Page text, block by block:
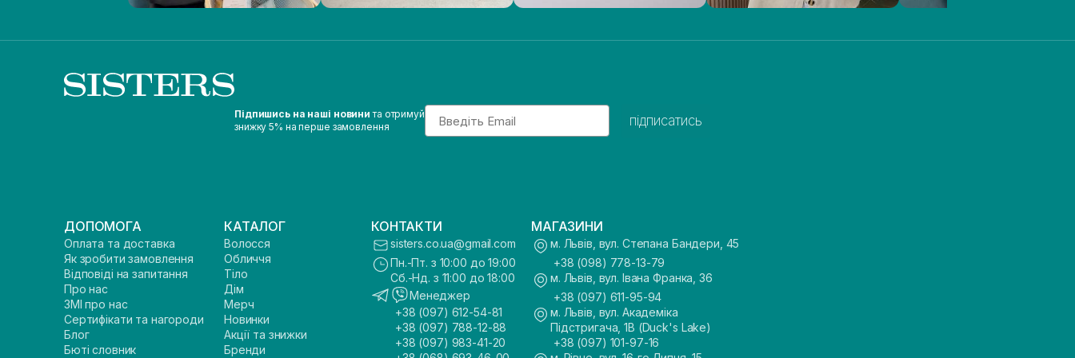
Підпишись на наші новини та отримуй
знижку 5% на перше замовлення
Email
підписатись
ДОПОМОГА
Оплата та доставка
Як зробити замовлення
Відповіді на запитання
Про нас
ЗМІ про нас
Сертифікати та нагороди
Блог
Бюті словник
КАТАЛОГ
Волосся
Обличчя
Тіло
Дім
Мерч
Новинки
Акції та знижки
Бренди
КОНТАКТИ
sisters.co.ua@gmail.com
Пн.-Пт. з 10:00 до 19:00
Сб.-Нд. з 11:00 до 18:00
Менеджер
+38 (097) 612-54-81
+38 (097) 788-12-88
+38 (097) 983-41-20
МАГАЗИНИ
м. Львів, вул. Степана Бандери, 45
+38 (098) 778-13-79
м. Львів, вул. Івана Франка, 36
+38 (097) 611-95-94
м. Львів, вул. Академіка
Підстригача, 1В (Duck's Lake)
+38 (097) 101-97-16